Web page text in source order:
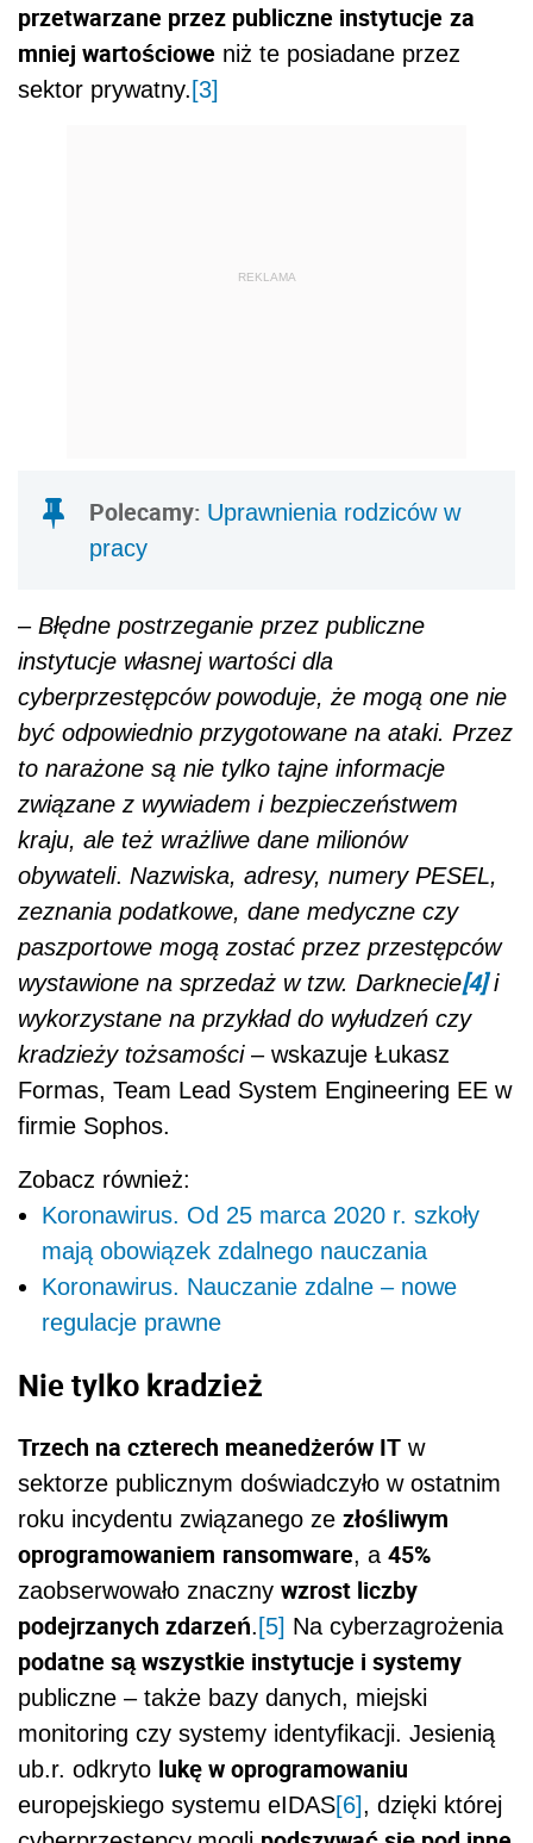
przetwarzane przez publiczne instytucje za
mniej wartościowe niż te posiadane przez
sektor prywatny. [3]
REKLAMA
Polecamy: Uprawnienia rodziców w
pracy
– Błędne postrzeganie przez publiczne
instytucje własnej wartości dla
cyberprzestępców powoduje, że mogą one nie
być odpowiednio przygotowane na ataki. Przez
to narażone są nie tylko tajne informacje
związane z wywiadem i bezpieczeństwem
kraju, ale też wrażliwe dane milionów
obywateli. Nazwiska, adresy, numery PESEL,
zeznania podatkowe, dane medyczne czy
paszportowe mogą zostać przez przestępców
wystawione na sprzedaż w tzw. Darknecie[4]i
wykorzystane na przykład do wyłudzeń czy
kradzieży tożsamości – wskazuje Łukasz
Formas, Team Lead System Engineering EE w
firmie Sophos.
Zobacz również:
Koronawirus. Od 25 marca 2020 r. szkoły
mają obowiązek zdalnego nauczania
Koronawirus. Nauczanie zdalne – nowe
regulacje prawne
Nie tylko kradzież
Trzech na czterech meanedżerów IT w
sektorze publicznym doświadczyło w ostatnim
roku incydentu związanego ze złośliwym
oprogramowaniem ransomware, a 45%
zaobserwowało znaczny wzrost liczby
podejrzanych zdarzeń.[5] Na cyberzagrożenia
podatne są wszystkie instytucje i systemy
publiczne – także bazy danych, miejski
monitoring czy systemy identyfikacji. Jesienią
ub.r. odkryto lukę w oprogramowaniu
europejskiego systemu eIDAS[6], dzięki której